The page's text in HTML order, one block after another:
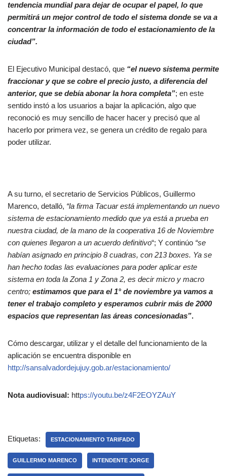
tendencia mundial para dejar de ocupar el papel, lo que
permitirá un mejor control de todo el sistema donde se va a
concentrar la información de todo el estacionamiento de la
ciudad”.
El Ejecutivo Municipal destacó, que “el nuevo sistema permite
fraccionar y que se cobre el precio justo, a diferencia del
anterior, que se debía abonar la hora completa”; en este
sentido instó a los usuarios a bajar la aplicación, algo que
reconoció es muy sencillo de hacer hacer y precisó que al
hacerlo por primera vez, se genera un crédito de regalo para
poder utilizar.
A su turno, el secretario de Servicios Públicos, Guillermo
Marenco, detalló, “la firma Tacuar está implementando un nuevo
sistema de estacionamiento medido que ya está a prueba en
nuestra ciudad, de la mano de la cooperativa 16 de Noviembre
con quienes llegaron a un acuerdo definitivo“; Y continúo “se
habían asignado en principio 8 cuadras, con 213 boxes. Ya se
han hecho todas las evaluaciones para poder aplicar este
sistema en toda la Zona 1 y Zona 2, es decir micro y macro
centro; estimamos que para el 1° de noviembre ya vamos a
tener el trabajo completo y esperamos cubrir más de 2000
espacios que representan las áreas concesionadas”.
Cómo descargar, utilizar y el detalle del funcionamiento de la
aplicación se encuentra disponible en
http://sansalvadordejujuy.gob.ar/estacionamiento/
Nota audiovisual: https://youtu.be/z4F2EOYZAuY
Etiquetas: ESTACIONAMIENTO TARIFADO
GUILLERMO MARENCO INTENDENTE JORGE